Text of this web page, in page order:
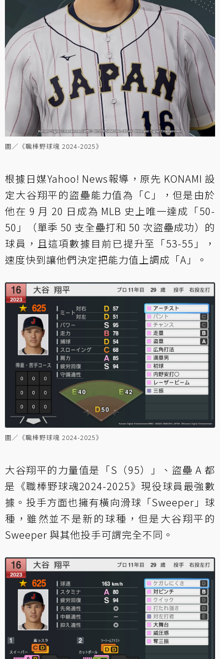
圖／《職棒野球魂 2024-2025》
根據日媒Yahoo! News報導，原先 KONAMI 設
定大谷翔平的盜壘能力值為「C」，但是由於
他在 9 月 20 日成為 MLB 史上唯一達成「50-
50」（單季 50 支全壘打和 50 次盜壘成功）的
球員，且這項數據目前已提升至「53-55」，
速度快到讓他們決定把能力值上調成「A」。
圖／《職棒野球魂 2024-2025》
大谷翔平的力量值是「S（95）」、盜壘 A 都
是《職棒野球魂2024-2025》現役球員最強數
據。投手方面也擁有橫向滑球「Sweeper」球
種，雖然並不是新的球種，但是大谷翔平的
Sweeper 與其他投手可謂完全不同。